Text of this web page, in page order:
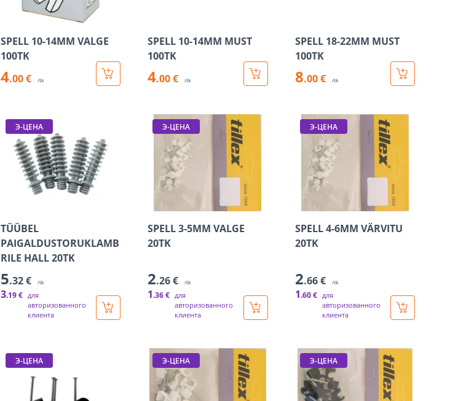
SPELL 10-14MM VALGE
100TK
4.00 € /tk
SPELL 10-14MM MUST
100TK
4.00 € /tk
SPELL 18-22MM MUST
100TK
8.00 € /tk
Э-ЦЕНА
TÜÜBEL
PAIGALDUSTORUKLAMB
RILE HALL 20TK
5.32 € /tk
3.19 € для
авторизованного
клиента
Э-ЦЕНА
SPELL 3-5MM VALGE
20TK
2.26 € /tk
1.36 € для
авторизованного
клиента
Э-ЦЕНА
SPELL 4-6MM VÄRVITU
20TK
2.66 € /tk
1.60 € для
авторизованного
клиента
Э-ЦЕНА Э-ЦЕНА Э-ЦЕНА